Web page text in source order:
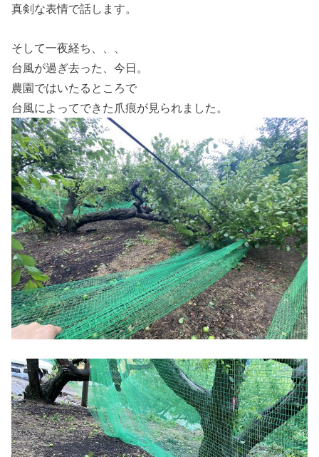
真剣な表情で話します。
そして一夜経ち、、、
台風が過ぎ去った、今日。
農園ではいたるところで
台風によってできた爪痕が見られました。